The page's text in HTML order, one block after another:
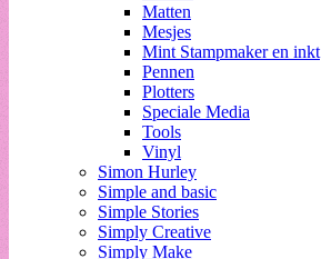
Matten
Mesjes
Mint Stampmaker en inkt
Pennen
Plotters
Speciale Media
Tools
Vinyl
Simon Hurley
Simple and basic
Simple Stories
Simply Creative
Simply Make